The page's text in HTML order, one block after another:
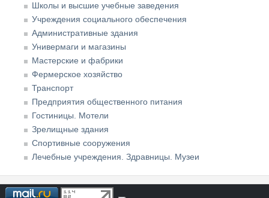
Школы и высшие учебные заведения
Учреждения социального обеспечения
Административные здания
Универмаги и магазины
Мастерские и фабрики
Фермерское хозяйство
Транспорт
Предприятия общественного питания
Гостиницы. Мотели
Зрелищные здания
Спортивные сооружения
Лечебные учреждения. Здравницы. Музеи